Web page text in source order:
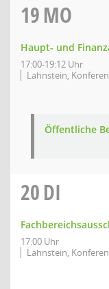
19MO
Haupt- und
17:00-19:12 Uhr
Lahnstein,
Öffentliche
20DI
17:00 Uhr
Lahnstein,